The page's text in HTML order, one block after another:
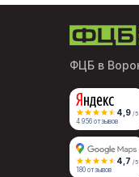
ФЦБ в
4,9 /5
4 956 отзывов
4,7 /5
180 отзывов